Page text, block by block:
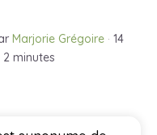
Marjorie Grégoire · 14
minutes